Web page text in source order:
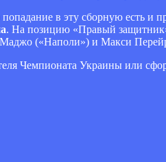
в эту сборную есть и
. На позицию «Правый
(«Наполи») и Макси
Чемпионата Украины или